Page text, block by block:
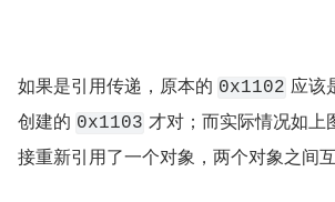
如果是引用传递，原本的 0x1102 应该
创建的 0x1103 才对；而实际情况如上
接重新引用了一个对象，两个对象之间互